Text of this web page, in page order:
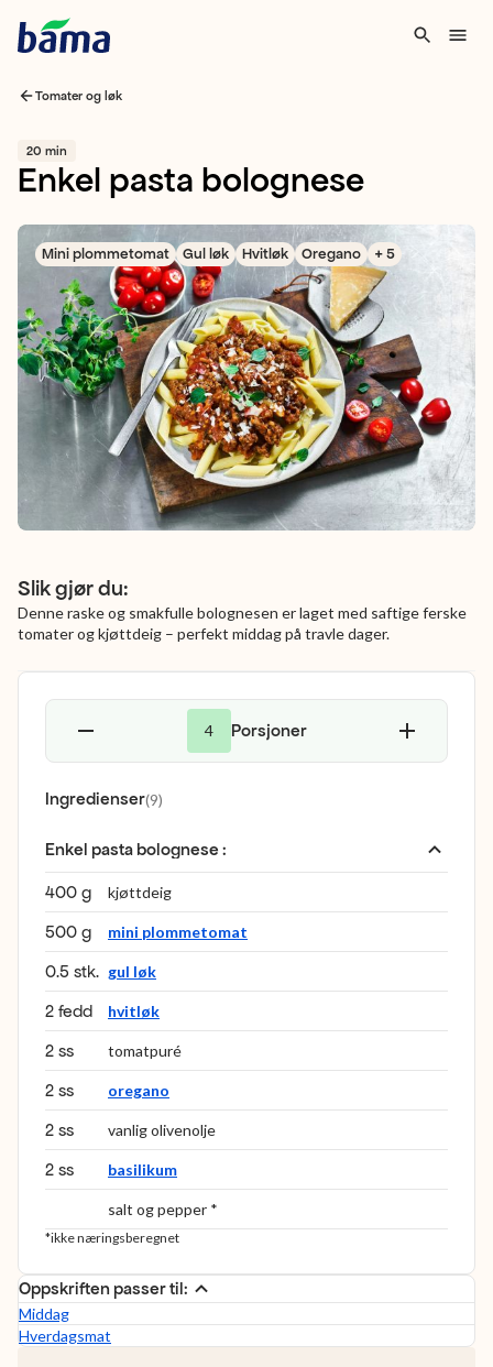
Tomater og løk
20 min
Enkel pasta bolognese
Mini plommetomat Gul løk Hvitløk Oregano + 5
Slik gjør du:
Denne raske og smakfulle bolognesen er laget med saftige ferske
tomater og kjøttdeig – perfekt middag på travle dager.
4 Porsjoner
Ingredienser(9)
Enkel pasta bolognese :
400 g kjøttdeig
500 g mini plommetomat
0.5 stk. gul løk
2 fedd hvitløk
2 ss tomatpuré
2 ss oregano
2 ss vanlig olivenolje
2 ss basilikum
salt og pepper *
*ikke næringsberegnet
Oppskriften passer til:
Middag
Hverdagsmat